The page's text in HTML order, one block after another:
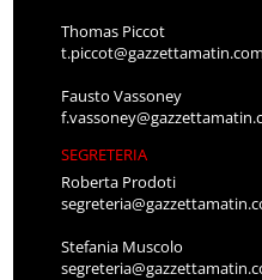
Thomas Piccot
t.piccot@gazzettamatin.com
Fausto Vassoney
SEGRETERIA
Roberta Prodoti
Stefania Muscolo